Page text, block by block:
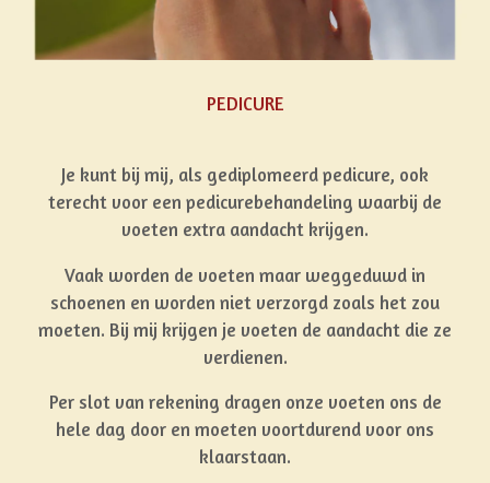
PEDICURE
Je kunt bij mij, als gediplomeerd pedicure, ook
terecht voor een pedicurebehandeling waarbij de
voeten extra aandacht krijgen.
Vaak worden de voeten maar weggeduwd in
schoenen en worden niet verzorgd zoals het zou
moeten. Bij mij krijgen je voeten de aandacht die ze
verdienen.
Per slot van rekening dragen onze voeten ons de
hele dag door en moeten voortdurend voor ons
klaarstaan.